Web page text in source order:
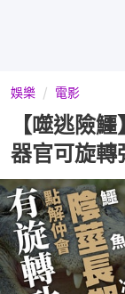
娛樂 電影
【噬逃險
器官可旋轉